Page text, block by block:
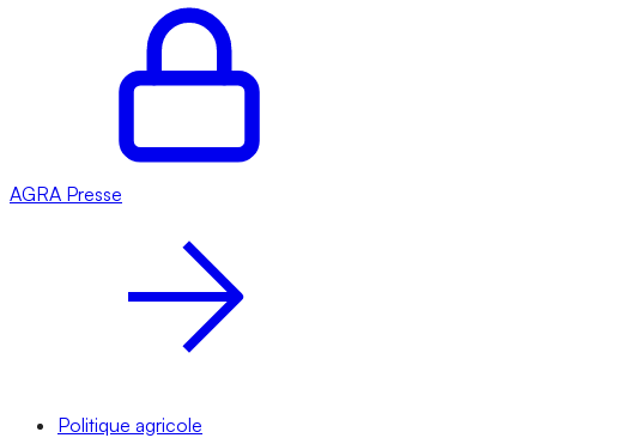
AGRA Presse
Politique agricole